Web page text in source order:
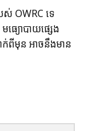
ស់ OWRC ទេ
ធ្យោបាយផ្សេង
ក់ពីមុន អាចនឹងមាន